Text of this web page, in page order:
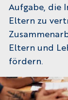
Aufgabe, die
Eltern zu
Eltern und
fördern.